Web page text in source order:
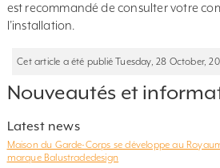
est recommandé de consulter votre
l’installation.
Cet article a été publié Tuesday, 28 October,
Nouveautés et
Latest news
Maison du Garde-Corps se développe au
marque Balustradedesign